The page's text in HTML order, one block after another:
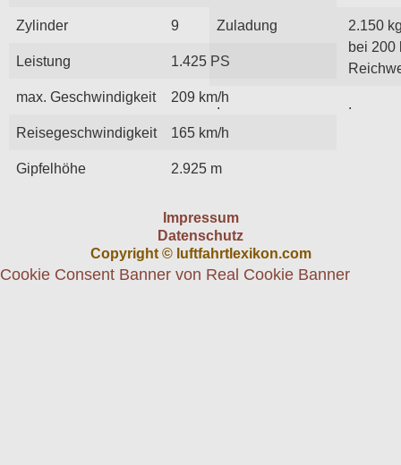
Zylinder 9
Leistung 1.425 PS
max. Geschwindigkeit 209 km/h
Reisegeschwindigkeit 165 km/h
Gipfelhöhe 2.925 m
Zuladung
2.150
bei 200
. .
Impressum
Datenschutz
Copyright © luftfahrtlexikon.com
Cookie Consent Banner von Real Cookie Banner